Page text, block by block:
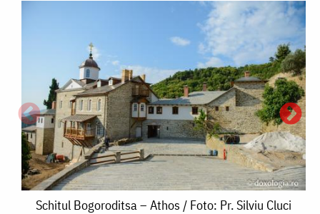
Schitul
Schitul Bogoroditsa – Athos / Foto: Pr. Silviu Cluci